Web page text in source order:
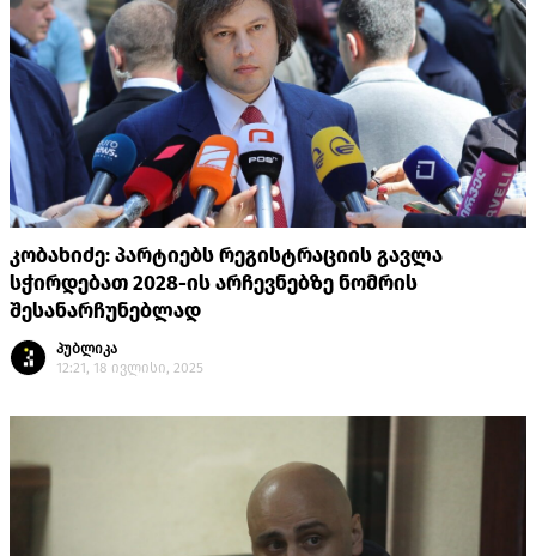
კობახიძე: პარტიებს რეგისტრაციის გავლა
სჭირდებათ 2028-ის არჩევნებზე ნომრის
შესანარჩუნებლად
პუბლიკა
12:21, 18 ივლისი, 2025